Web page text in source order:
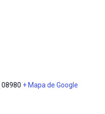
08980 + Mapa de Google